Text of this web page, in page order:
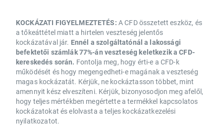
KOCKÁZATI FIGYELMEZTETÉS: A CFD összetett eszköz, és
a tőkeáttétel miatt a hirtelen veszteség jelentős
kockázatával jár. Ennél a szolgáltatónál a lakossági
befektetői számlák 77%-án veszteség keletkezik a CFD-
kereskedés során. Fontolja meg, hogy érti-e a CFD-k
működését és hogy megengedheti-e magának a veszteség
magas kockázatát. Kérjük, ne kockáztasson többet, mint
amennyit kész elveszíteni. Kérjük, bizonyosodjon meg afelől,
hogy teljes mértékben megértette a termékkel kapcsolatos
kockázatokat és elolvasta a teljes kockázatkezelési
nyilatkozatot.